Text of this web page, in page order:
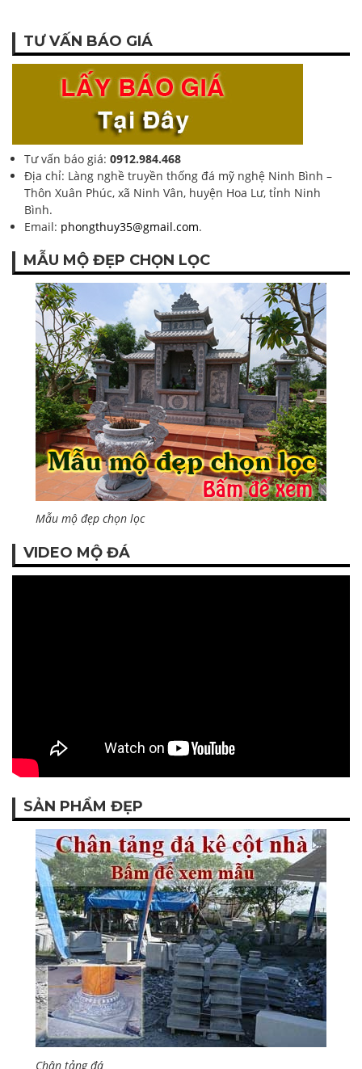
TƯ VẤN BÁO GIÁ
Tư vấn báo giá: 0912.984.468
Địa chỉ: Làng nghề truyền thống đá mỹ nghệ Ninh Bình –
Thôn Xuân Phúc, xã Ninh Vân, huyện Hoa Lư, tỉnh Ninh
Bình.
Email: phongthuy35@gmail.com.
MẪU MỘ ĐẸP CHỌN LỌC
Mẫu mộ đẹp chọn lọc
VIDEO MỘ ĐÁ
SẢN PHẨM ĐẸP
Chân tảng đá